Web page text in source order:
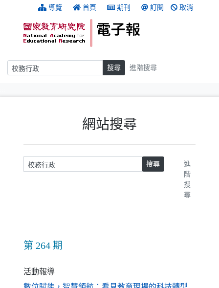
跳到主要內容 導覽 首頁 期刊 訂閱 取消
搜尋 搜尋 進階搜尋
網站搜尋
請輸入關鍵字 搜尋
進
階
搜
尋
第 264 期
活動報導